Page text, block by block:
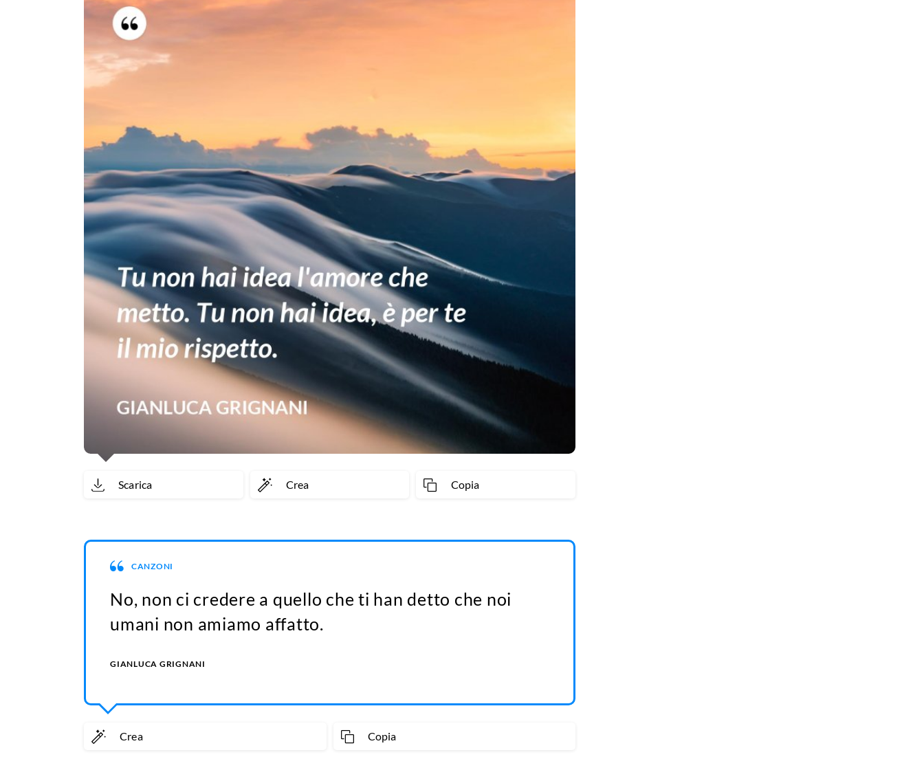
Scarica Crea Copia
CANZONI
No, non ci credere a quello che ti han detto che noi
umani non amiamo affatto.
GIANLUCA GRIGNANI
Crea Copia